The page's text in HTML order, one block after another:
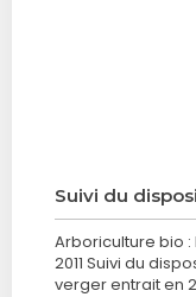
Suivi du
Arboriculture bio :
2011 Suivi du
verger entrait en